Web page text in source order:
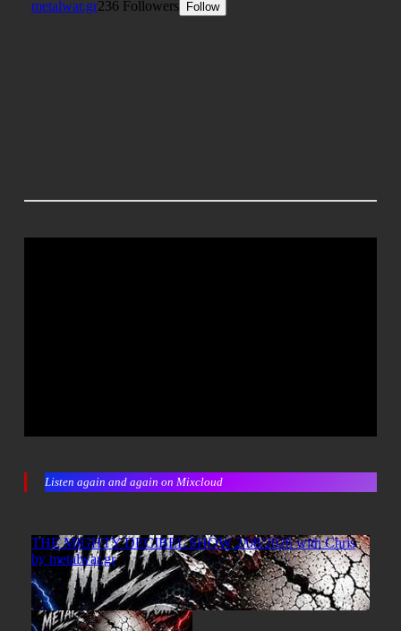
Listen again and again on Mixcloud